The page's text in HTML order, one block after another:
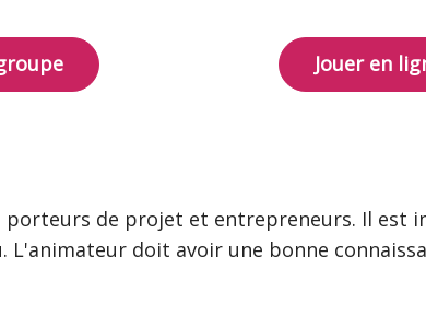
Jouer en
de projet et entrepreneurs. Il est
doit avoir une bonne